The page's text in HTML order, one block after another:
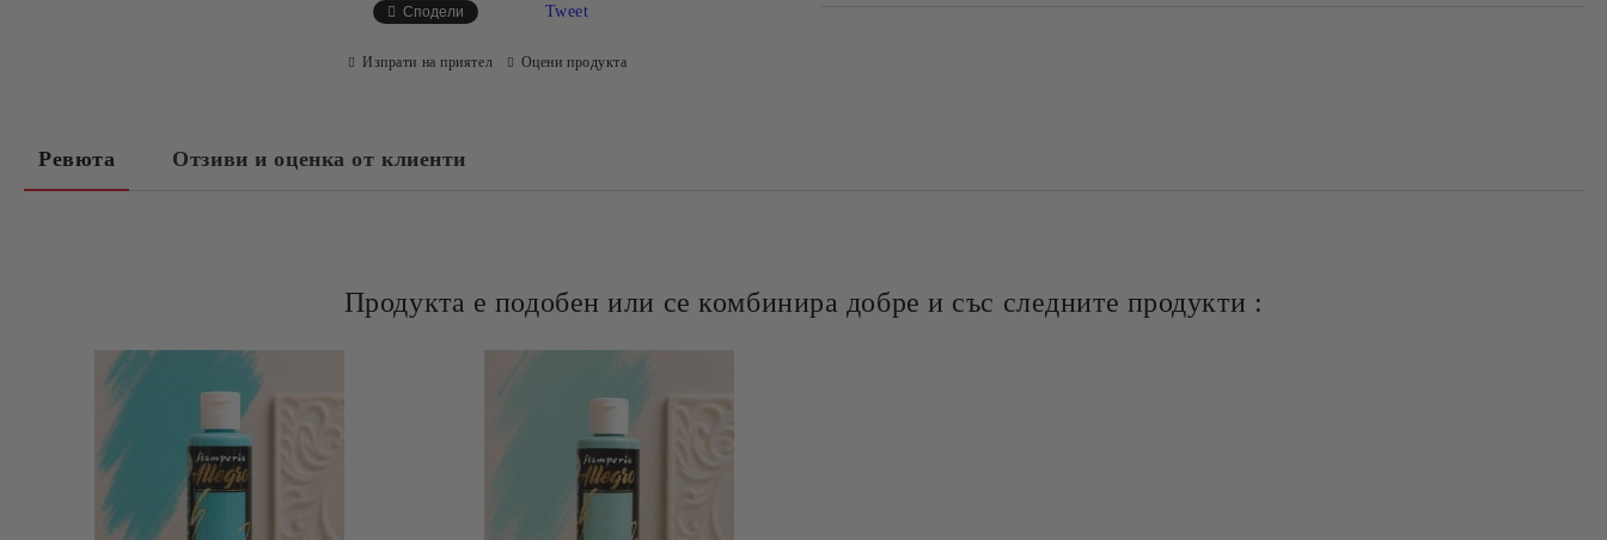
Сподели Tweet
Изпрати на приятел Оцени продукта
Ревюта Отзиви и оценка от клиенти
Продукта е подобен или се комбинира добре и със следните продукти :